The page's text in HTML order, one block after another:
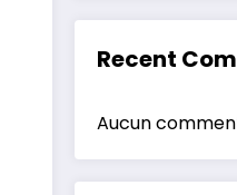
Recent
Aucun